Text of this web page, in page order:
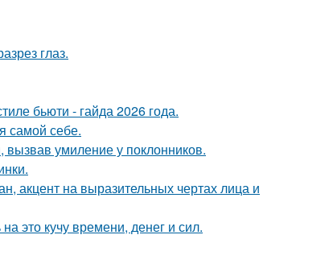
глаз.
бьюти - гайда 2026 года.
самой себе.
умиление у поклонников.
акцент на выразительных чертах лица и
это кучу времени, денег и сил.